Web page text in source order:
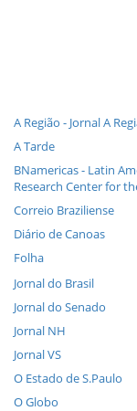
A Região - Jornal A
A Tarde
BNamericas - Latin
Research Center for
Correio Braziliense
Diário de Canoas
Folha
Jornal do Brasil
Jornal do Senado
Jornal NH
Jornal VS
O Estado de S.Paulo
O Globo